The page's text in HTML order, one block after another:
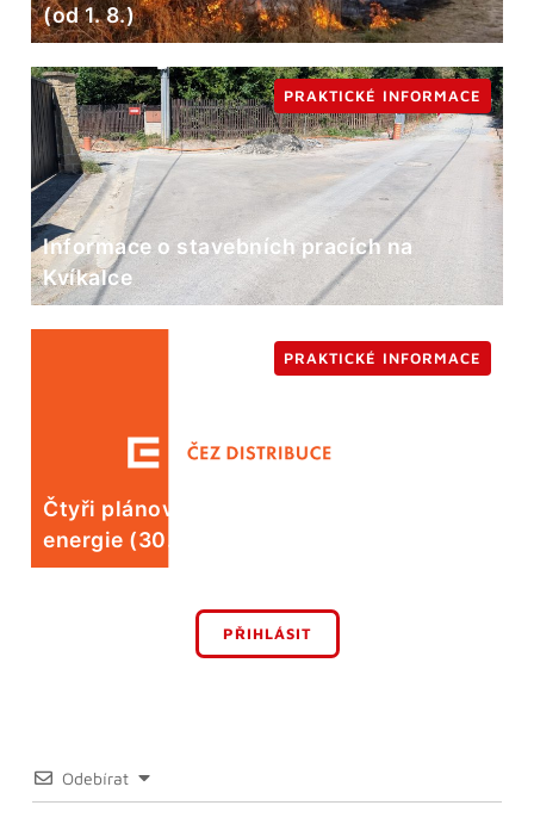
(od 1. 8.)
Informace o stavebních pracích na
Kvíkalce
PRAKTICKÉ INFORMACE
Čtyři plánované odstávky elektrické
energie (30. 7.)
PRAKTICKÉ INFORMACE
PŘIHLÁSIT
Odebírat